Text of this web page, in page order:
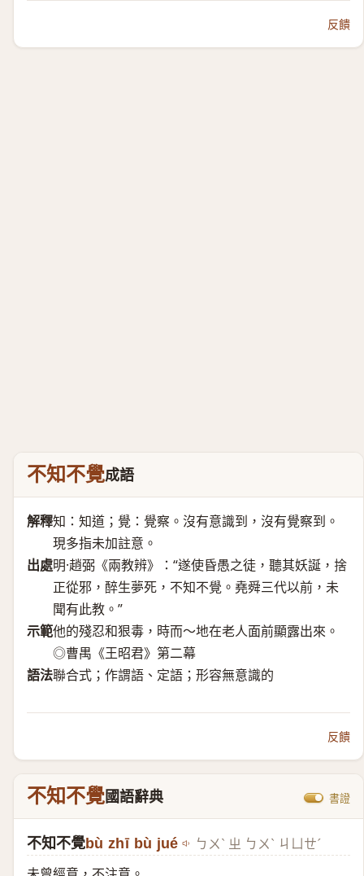
反饋
不知不覺成語
解釋知：知道；覺：覺察。沒有意識到，沒有覺察到。
現多指未加註意。
出處明·趙弼《兩教辨》：“遂使昏愚之徒，聽其妖誕，捨
正從邪，醉生夢死，不知不覺。堯舜三代以前，未
聞有此教。”
示範他的殘忍和狠毒，時而～地在老人面前顯露出來。
◎曹禺《王昭君》第二幕
語法聯合式；作謂語、定語；形容無意識的
反饋
不知不覺國語辭典 書證
不知不覺bù zhī bù jué ㄅㄨˋ ㄓ ㄅㄨˋ ㄐㄩㄝˊ